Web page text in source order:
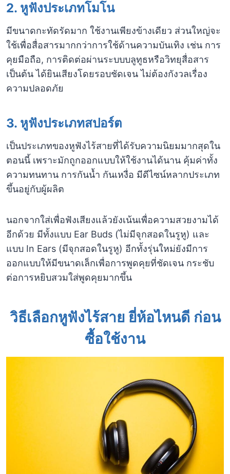
2. หูฟังประเภทโมโน
มีขนาดกะทัดรัดมาก ใช้งานเพียงข้างเดียว ส่วนใหญ่จะ
ใช้เพื่อสื่อสารมากกว่าการใช้ด้านความบันเทิง เช่น การ
คุยมือถือ, การติดต่อผ่านระบบบลูทูธหรือวิทยุสื่อสาร
เป็นต้น ได้ยินเสียงโดยรอบชัดเจน ไม่ต้องกังวลเรื่อง
ความปลอดภัย
3. หูฟังประเภทสปอร์ต
เป็นประเภทของหูฟังไร้สายที่ได้รับความนิยมมากสุดใน
ตอนนี้ เพราะมักถูกออกแบบให้ใช้งานได้นาน คุ้มค่าทั้ง
ความทนทาน การกันน้ำ กันเหงื่อ มีดีไซน์หลากประเภท
ขึ้นอยู่กับผู้ผลิต
นอกจากใส่เพื่อฟังเสียงแล้วยังเน้นเพื่อความสวยงามได้
อีกด้วย มีทั้งแบบ Ear Buds (ไม่มีจุกสอดในรูหู) และ
แบบ In Ears (มีจุกสอดในรูหู) อีกทั้งรุ่นใหม่ยังมีการ
ออกแบบให้มีขนาดเล็กเพื่อการพูดคุยที่ชัดเจน กระชับ
ต่อการหยิบสวมใส่พูดคุยมากขึ้น
วิธีเลือกหูฟังไร้สาย ยี่ห้อไหนดี ก่อน
ซื้อใช้งาน